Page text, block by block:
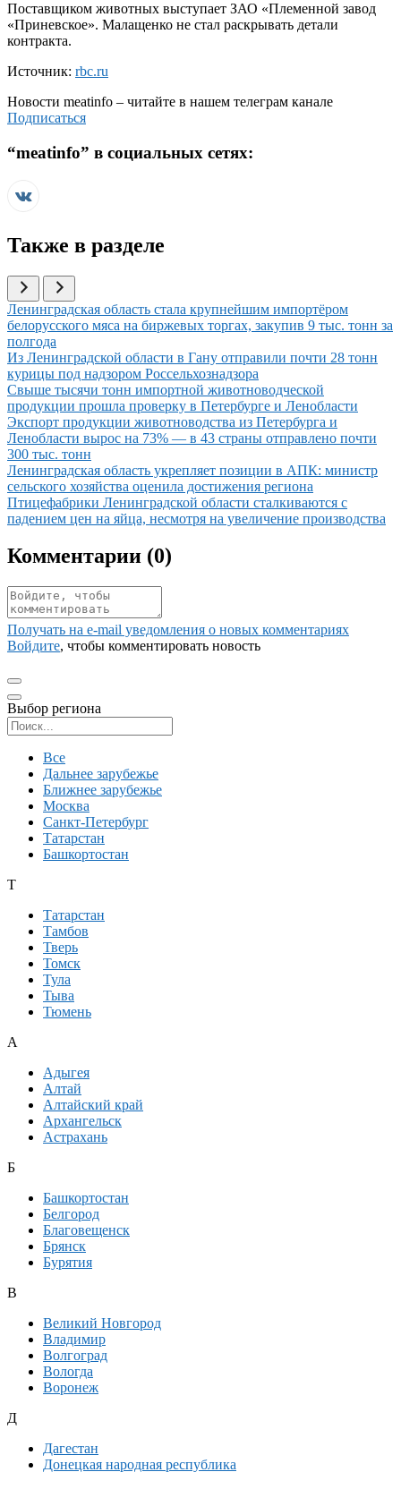
Поставщиком животных выступает ЗАО «Племенной завод
«Приневское». Малащенко не стал раскрывать детали
контракта.
Источник: rbc.ru
Новости meatinfo – читайте в нашем телеграм канале
Подписаться
“meatinfo” в социальных сетях:
Также в разделе
Иллюстрация новости
Ленинградская область стала крупнейшим импортёром
белорусского мяса на биржевых торгах, закупив 9 тыс. тонн за
полгода
Иллюстрация новости
Из Ленинградской области в Гану отправили почти 28 тонн
курицы под надзором Россельхознадзора
Иллюстрация новости
Свыше тысячи тонн импортной животноводческой
продукции прошла проверку в Петербурге и Ленобласти
Иллюстрация новости
Экспорт продукции животноводства из Петербурга и
Ленобласти вырос на 73% — в 43 страны отправлено почти
300 тыс. тонн
Иллюстрация новости
Ленинградская область укрепляет позиции в АПК: министр
сельского хозяйства оценила достижения региона
Иллюстрация новости
Птицефабрики Ленинградской области сталкиваются с
падением цен на яйца, несмотря на увеличение производства
Комментарии (0)
Получать на e‑mail уведомления о новых комментариях
Войдите, чтобы комментировать новость
Выбор региона
Все
Дальнее зарубежье
Ближнее зарубежье
Москва
Санкт-Петербург
Татарстан
Башкортостан
Т
Татарстан
Тамбов
Тверь
Томск
Тула
Тыва
Тюмень
А
Адыгея
Алтай
Алтайский край
Архангельск
Астрахань
Б
Башкортостан
Белгород
Благовещенск
Брянск
Бурятия
В
Великий Новгород
Владимир
Волгоград
Вологда
Воронеж
Д
Дагестан
Донецкая народная республика